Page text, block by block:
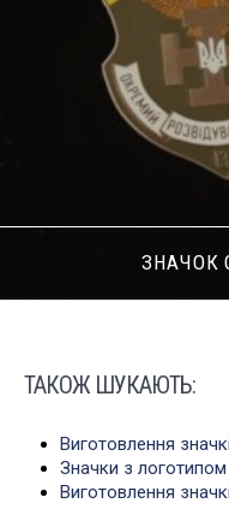
ТАКОЖ ШУКАЮТЬ:
Виготовлення
Значки з логотипом
Виготовлення